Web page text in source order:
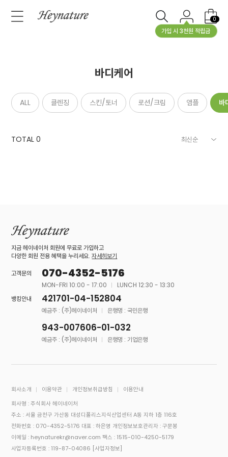
가입 시 3천원 적립금
0
바디케어
ALL 클렌징 스킨/토너 로션/크림 앰플 바
TOTAL0
지금 헤이네이처 회원에 무료로 가입하고
다양한 회원 전용 혜택을 누리세요.자세히보기
고객문의
070-4352-5176
MON-FRI 10:00 - 17:00
LUNCH 12:30 - 13:30
뱅킹안내
421701-04-152804
예금주 : (주)헤이네이처 은행명 : 국민은행
943-007606-01-032
예금주 : (주)헤이네이처 은행명 : 기업은행
회사소개 이용약관 개인정보취급방침
이용안내
회사명 : 주식회사 헤이네이처
주소 : 서울 금천구 가산동 대성디폴리스지식산업센터 A동 지하 1층 116호
전화번호 : 070-4352-5176 대표 : 하은영 개인정보보호관리자 : 구문봉
이메일 : heynaturekr@naver.com 팩스 : 1515-010-4250-5179
사업자등록번호 : 119-87-04086 [사업자정보]